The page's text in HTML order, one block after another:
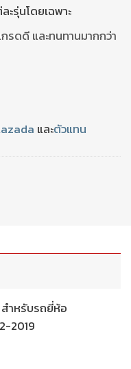
รุ่นโดยเฉพาะ
รดดี และทนทานมากกว่า
และตัวแทน
ำหรับรถยี่ห้อ
2019